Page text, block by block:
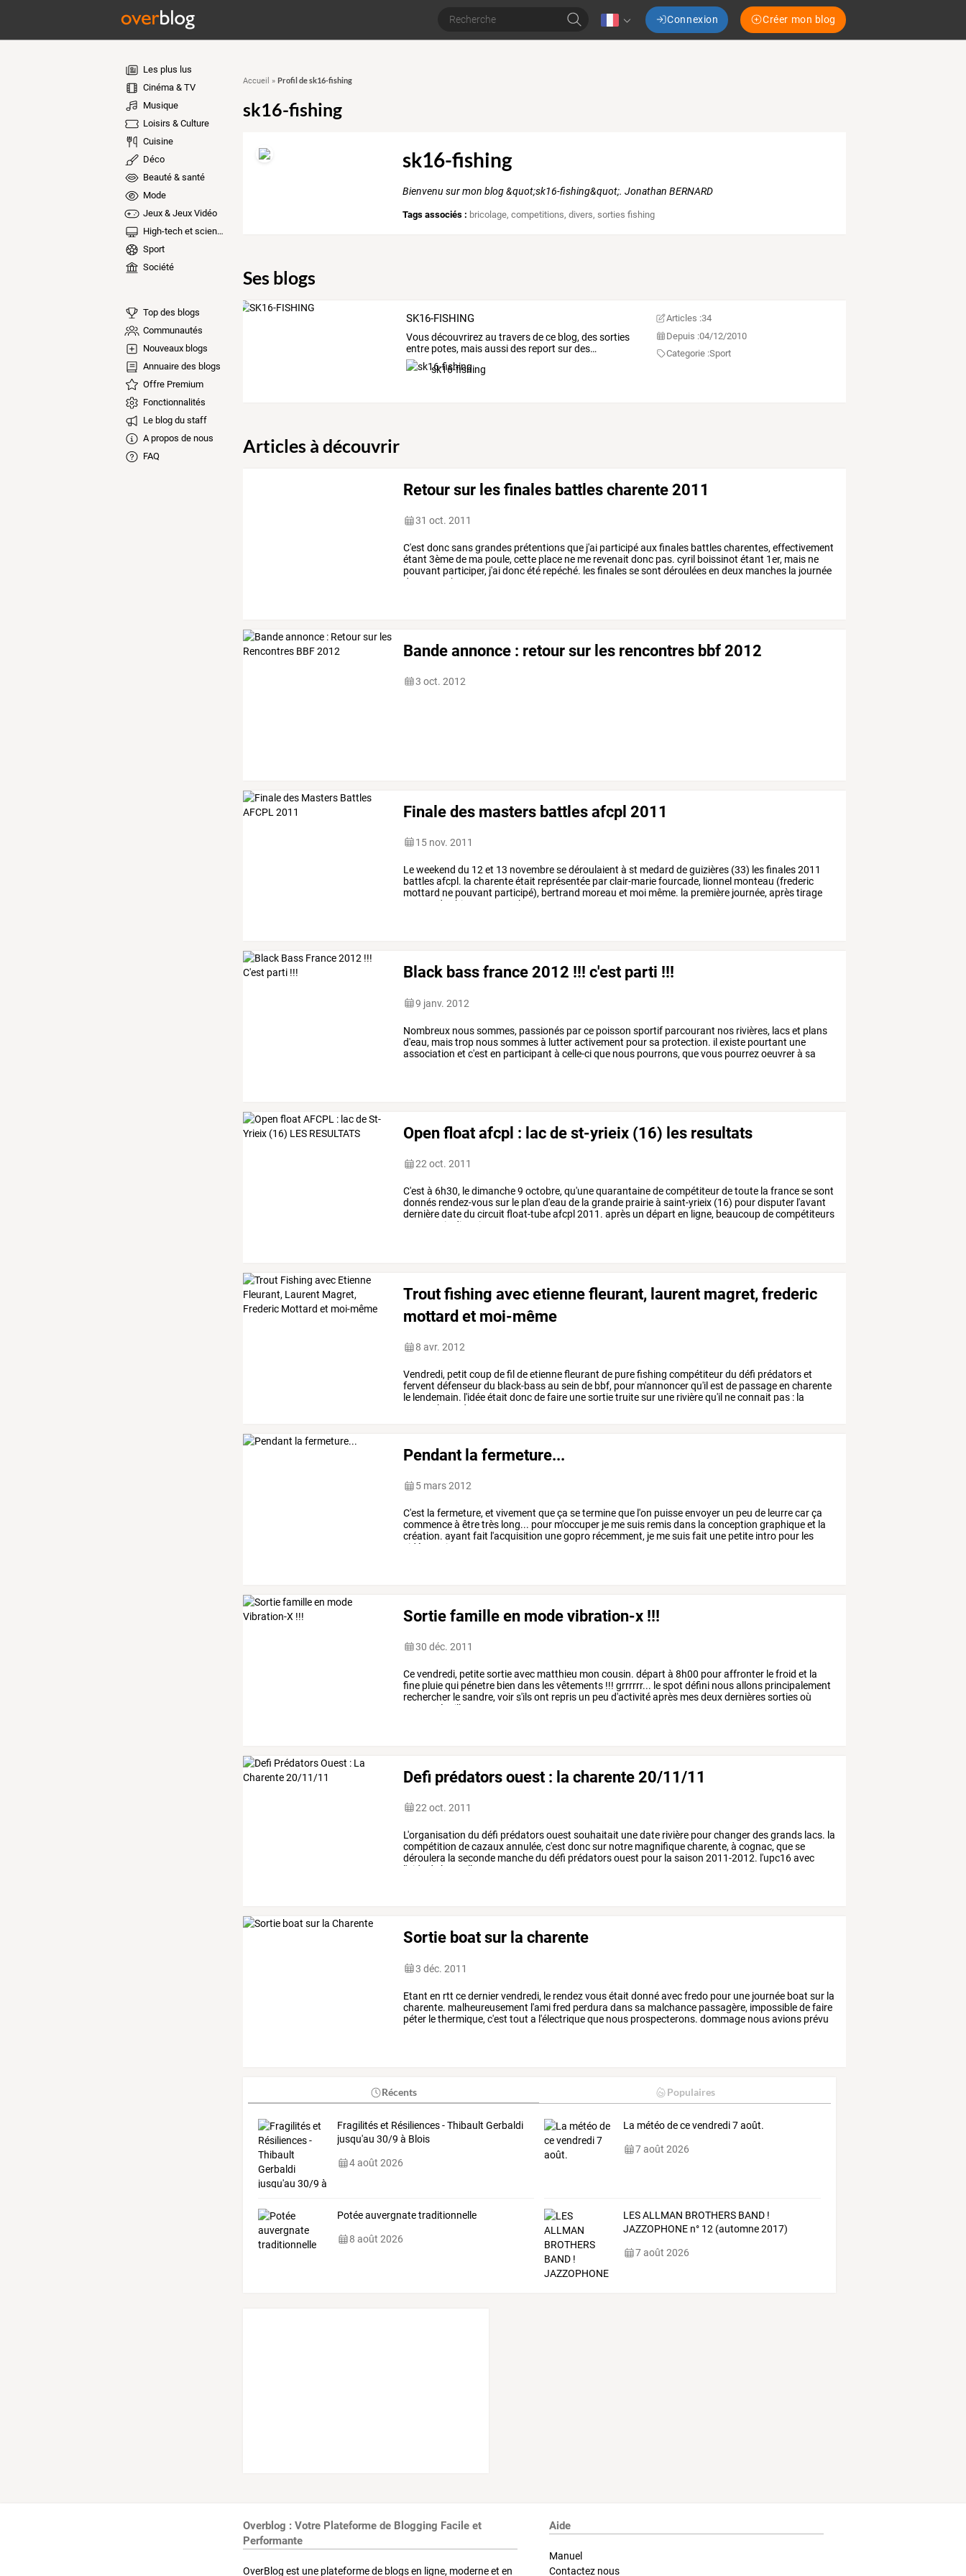
Connexion Créer mon blog
Les plus lus
Cinéma & TV
Musique
Loisirs & Culture
Cuisine
Déco
Beauté & santé
Mode
Jeux & Jeux Vidéo
High-tech et sciences
Sport
Société
Top des blogs
Communautés
Nouveaux blogs
Annuaire des blogs
Offre Premium
Fonctionnalités
Le blog du staff
A propos de nous
FAQ
Accueil » Profil de sk16-fishing
sk16-fishing
sk16-fishing
Bienvenu sur mon blog &quot;sk16-fishing&quot;. Jonathan BERNARD
Tags associés : bricolage,competitions,divers,sorties fishing
Ses blogs
SK16-FISHING
Vousdécouvrirezau traversdeceblog,dessorties
entrepotes,maisaussidesreport surdes…
sk16-fishing
Articles :34
Depuis :04/12/2010
Categorie :Sport
Articles à découvrir
Retour sur les finales battles charente 2011
31 oct. 2011
C'est doncsansgrandes prétentionsque j'ai participéauxfinales battlescharentes, effectivement
étant 3èmede ma poule, cette place ne me revenait donc pas. cyril boissinot étant 1er, mais ne
pouvant participer, j'aidoncété repéché. lesfinalessesont dérouléesen deux manches la journée
du
octobre
Bande annonce : retour sur les rencontres bbf 2012
3 oct. 2012
Finale des masters battles afcpl 2011
15 nov. 2011
Leweekend du 12 et 13 novembresedéroulaient à st medard deguizières (33) lesfinales2011
battlesafcpl. la charenteétait représentée parclair-mariefourcade, lionnel monteau (frederic
mottard ne pouvant participé), bertrand moreau et moi même. la première journée, aprèstirage
des binomes le
Black bass france 2012 !!! c'est parti !!!
9 janv. 2012
Nombreux noussommes, passionés parce poisson sportif parcourant nos rivières, lacset plans
d'eau, maistrop noussommesà lutteractivement poursa protection. il existe pourtant une
association et c'est en participant à celle-cique nous pourrons, quevous pourrezoeuvrerà sa
Open float afcpl : lac de st-yrieix (16) les resultats
22 oct. 2011
C'est à 6h30, ledimanche9 octobre,qu'unequarantainedecompétiteurdetoute la francesesont
donnés rendez-voussur le plan d'eau de la grande prairieà saint-yrieix (16) pourdisputer l'avant
dernièredatedu circuit float-tubeafcpl 2011. après un départ en ligne, beaucoupdecompétiteurs
partis directions
Trout fishing avec etienne fleurant, laurent magret, frederic
mottard et moi-même
8 avr. 2012
Vendredi, petit coupdefil deetiennefleurant de purefishing compétiteurdu défi prédatorset
fervent défenseurdu black-bassau sein de bbf, pour m'annoncerqu'il est de passageen charente
le lendemain. l'idéeétait doncdefaire unesortietruitesur une rivièrequ'il neconnait pas : la
le rendez-vous
Pendant la fermeture...
5 mars 2012
C'est la fermeture, et vivement queça setermineque l'on puisseenvoyer un peu de leurrecarça
commenceà êtretrès long... pour m'occuper je mesuis remisdans la conception graphiqueet la
création. ayant fait l'acquisition unegopro récemment, je mesuisfait une petite intro pour les
vidéos
qui
Sortie famille en mode vibration-x !!!
30 déc. 2011
Cevendredi, petitesortieavec matthieu mon cousin. départ à 8h00 pouraffronter lefroid et la
fine pluiequi pénetre bien dans lesvêtements !!! grrrrrr... lespot défini nousallons principalement
rechercher lesandre, voirs'ilsont repris un peu d'activitéaprès mesdeuxdernièressortiesoù
écaille
Defi prédators ouest : la charente 20/11/11
22 oct. 2011
L'organisation du défi prédatorsouest souhaitait unedate rivière pourchangerdesgrands lacs. la
compétition decazauxannulée, c'est doncsur notre magnifiquecharente, à cognac, quese
déroulera la seconde manchedu défi prédatorsouest pour la saison 2011-2012. l'upc16avec
l'aide
de la gaulle
Sortie boat sur la charente
3 déc. 2011
Etant en rtt cederniervendredi, le rendezvousétait donnéavecfredo pour une journée boat sur la
charente. malheureusement l'amifred perdura danssa malchance passagère, impossibledefaire
péter lethermique, c'est tout a l'électriqueque nous prospecterons. dommage nousavions prévu
Récents Populaires
Fragilités et Résiliences - Thibault Gerbaldi
jusqu'au 30/9 à Blois
4 août 2026
La météo de ce vendredi 7 août.
7 août 2026
Potée auvergnate traditionnelle
8 août 2026
LES ALLMAN BROTHERS BAND !
JAZZOPHONE n° 12 (automne 2017)
7 août 2026
Overblog : Votre Plateforme de Blogging Facile et
Performante
OverBlog est une plateforme de blogs en ligne, moderne et en
Aide
Manuel
Contactez nous